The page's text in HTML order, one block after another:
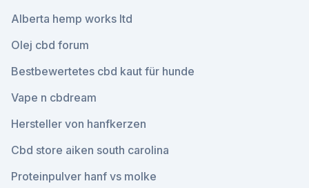
Alberta hemp works ltd
Olej cbd forum
Bestbewertetes cbd kaut für hunde
Vape n cbdream
Hersteller von hanfkerzen
Cbd store aiken south carolina
Proteinpulver hanf vs molke